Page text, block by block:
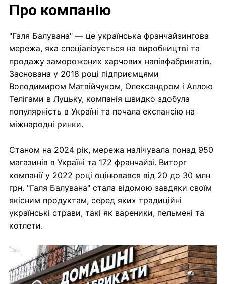
Про компанію
"Галя Балувана" — це українська франчайзингова
мережа, яка спеціалізується на виробництві та
продажу заморожених харчових напівфабрикатів.
Заснована у 2018 році підприємцями
Володимиром Матвійчуком, Олександром і Аллою
Телігами в Луцьку, компанія швидко здобула
популярність в Україні та почала експансію на
міжнародні ринки.
Станом на 2024 рік, мережа налічувала понад 950
магазинів в Україні та 172 франчайзі. Виторг
компанії у 2022 році оцінювався від 20 до 30 млн
грн. "Галя Балувана" стала відомою завдяки своїм
якісним продуктам, серед яких традиційні
українські страви, такі як вареники, пельмені та
котлети.